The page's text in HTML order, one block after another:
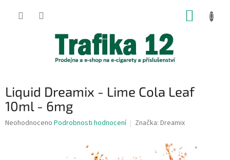
Liquid Dreamix - Lime Cola Leaf
10ml - 6mg
Průměrné
Neohodnoceno Podrobnosti hodnocení Značka: Dreamix